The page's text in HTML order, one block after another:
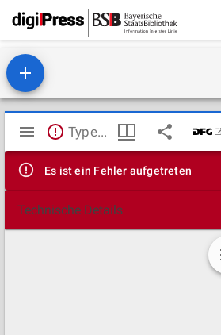
Mirador
Viewer
TypeError: Failed to fetch
Es ist ein Fehler aufgetreten
Technische Details